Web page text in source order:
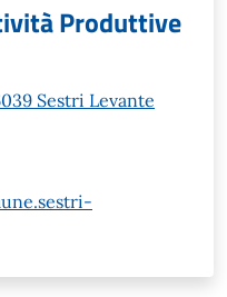
Produttive
Sestri Levante